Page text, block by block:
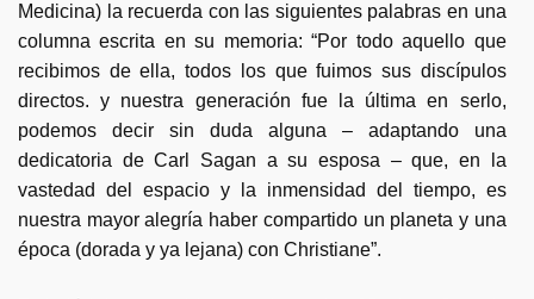
Medicina) la recuerda con las siguientes palabras en una
columna escrita en su memoria: “Por todo aquello que
recibimos de ella, todos los que fuimos sus discípulos
directos. y nuestra generación fue la última en serlo,
podemos decir sin duda alguna – adaptando una
dedicatoria de Carl Sagan a su esposa – que, en la
vastedad del espacio y la inmensidad del tiempo, es
nuestra mayor alegría haber compartido un planeta y una
época (dorada y ya lejana) con Christiane”.